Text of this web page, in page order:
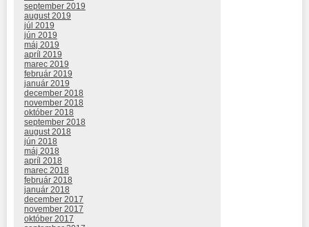
september 2019
august 2019
júl 2019
jún 2019
máj 2019
apríl 2019
marec 2019
február 2019
január 2019
december 2018
november 2018
október 2018
september 2018
august 2018
jún 2018
máj 2018
apríl 2018
marec 2018
február 2018
január 2018
december 2017
november 2017
október 2017